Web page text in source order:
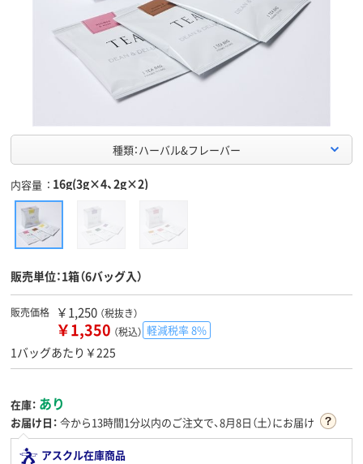
種類：ハーバル&フレーバー
内容量 16g(3g×4、2g×2)
販売単位：1箱（6バッグ入）
販売価格 ￥1,250 （税抜き）
￥1,350 （税込） 軽減税率 8%
1バッグあたり￥225
在庫： あり
お届け日： 今から13時間1分以内のご注文で、8月8日（土）にお届け
アスクル在庫商品